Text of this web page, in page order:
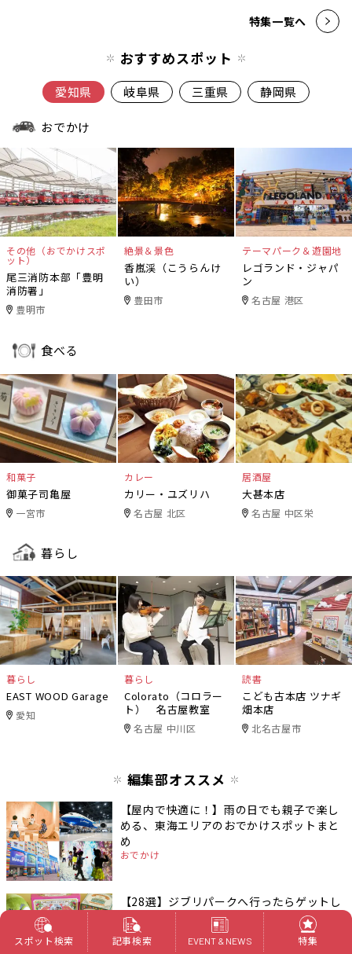
特集一覧へ
おすすめスポット
愛知県 岐阜県 三重県 静岡県
おでかけ
その他（おでかけスポ
ット）
尾三消防本部「豊明
消防署」
豊明市
絶景＆景色
香嵐渓（こうらんけ
い）
豊田市
テーマパーク＆遊園地
レゴランド・ジャパ
ン
名古屋 港区
食べる
和菓子
御菓子司亀屋
一宮市
カレー
カリー・ユズリハ
名古屋 北区
居酒屋
大甚本店
名古屋 中区栄
暮らし
暮らし
EAST WOOD Garage
愛知
暮らし
Colorato（コロラー
ト） 名古屋教室
名古屋 中川区
読書
こども古本店 ツナギ
畑本店
北名古屋市
編集部オススメ
【屋内で快適に！】雨の日でも親子で楽し
める、東海エリアのおでかけスポットまと
め
おでかけ
【28選】ジブリパークへ行ったらゲットし
たい！おすすめグッズ＆お土産（ジブリの
大倉庫編）
その他（エンタメ） 長久手市
スポット検索 記事検索 EVENT & NEWS 特集